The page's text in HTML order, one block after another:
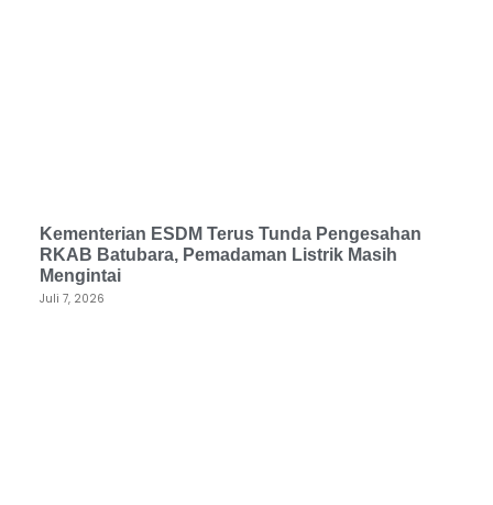
Kementerian ESDM Terus Tunda Pengesahan
RKAB Batubara, Pemadaman Listrik Masih
Mengintai
Juli 7, 2026